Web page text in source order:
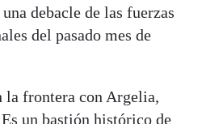
debacle de las fuerzas
del pasado mes de
la frontera con Argelia,
un bastión histórico de